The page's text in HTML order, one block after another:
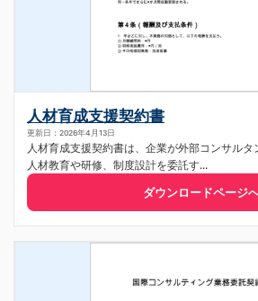
人材育成支援契約書
更新日：2026年4月13日
人材育成支援契約書は、企業が外部コンサル
人材教育や研修、制度設計を委託す...
ダウンロードページ